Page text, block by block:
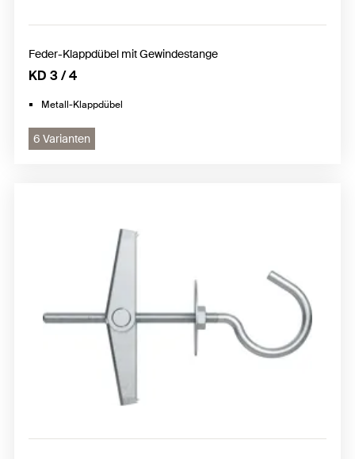
Feder-Klappdübel mit Gewindestange
KD 3 / 4
Metall-Klappdübel
6 Varianten